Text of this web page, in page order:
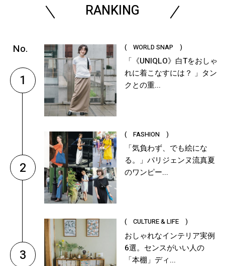
RANKING
1
( WORLD SNAP )
「《UNIQLO》白Tをおしゃ
れに着こなすには？ 」タン
クとの重...
2
( FASHION )
「気負わず、でも絵にな
る。」パリジェンヌ流真夏
のワンピー...
3
( CULTURE & LIFE )
おしゃれなインテリア実例
6選。センスがいい人の
「本棚」ディ...